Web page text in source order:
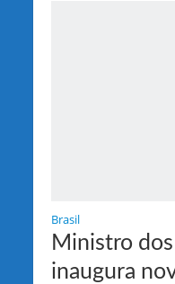
Brasil
Ministro
inaugura